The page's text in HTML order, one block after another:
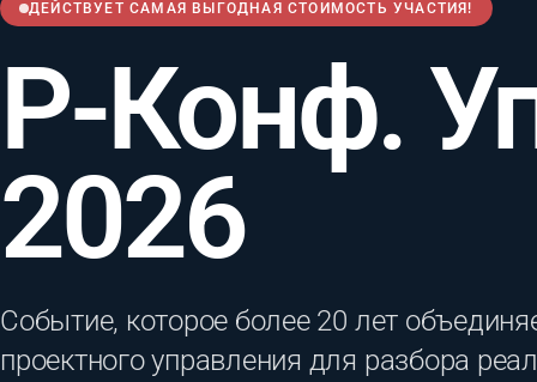
ДЕЙСТВУЕТ САМАЯ ВЫГОДНАЯ СТОИМОСТЬ УЧАСТИЯ!
Р-Конф.
2026
Событие, которое более 20 лет
проектного управления для разбора